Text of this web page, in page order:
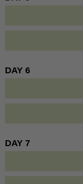
DAY 6
DAY 7